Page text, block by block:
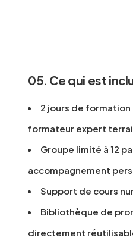
05. Ce qui est
2 jours de
formateur expert
Groupe limité à 12
accompagnement
Support de cours
Bibliothèque de
directement